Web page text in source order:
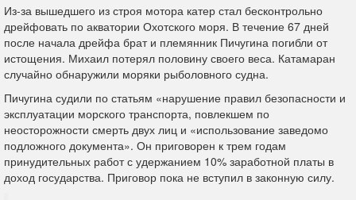
Из-за вышедшего из строя мотора катер стал бесконтрольно
дрейфовать по акватории Охотского моря. В течение 67 дней
после начала дрейфа брат и племянник Пичугина погибли от
истощения. Михаил потерял половину своего веса. Катамаран
случайно обнаружили моряки рыболовного судна.
Пичугина судили по статьям «нарушение правил безопасности и
эксплуатации морского транспорта, повлекшем по
неосторожности смерть двух лиц и «использование заведомо
подложного документа». Он приговорен к трем годам
принудительных работ с удержанием 10% заработной платы в
доход государства. Приговор пока не вступил в законную силу.